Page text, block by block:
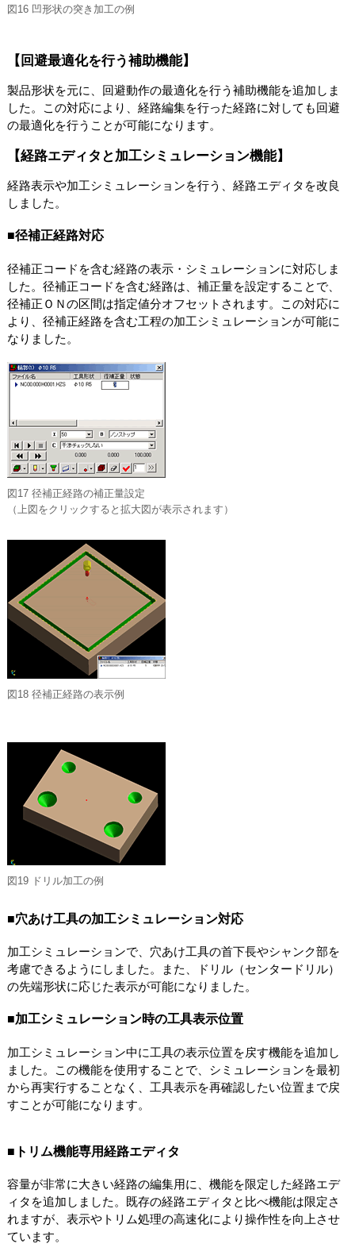
図16 凹形状の突き加工の例
【回避最適化を行う補助機能】
製品形状を元に、回避動作の最適化を行う補助機能を追加しま
した。この対応により、経路編集を行った経路に対しても回避
の最適化を行うことが可能になります。
【経路エディタと加工シミュレーション機能】
経路表示や加工シミュレーションを行う、経路エディタを改良
しました。
■径補正経路対応
径補正コードを含む経路の表示・シミュレーションに対応しま
した。径補正コードを含む経路は、補正量を設定することで、
径補正ＯＮの区間は指定値分オフセットされます。この対応に
より、径補正経路を含む工程の加工シミュレーションが可能に
なりました。
図17 径補正経路の補正量設定
（上図をクリックすると拡大図が表示されます）
図18 径補正経路の表示例
図19 ドリル加工の例
■穴あけ工具の加工シミュレーション対応
加工シミュレーションで、穴あけ工具の首下長やシャンク部を
考慮できるようにしました。また、ドリル（センタードリル）
の先端形状に応じた表示が可能になりました。
■加工シミュレーション時の工具表示位置
加工シミュレーション中に工具の表示位置を戻す機能を追加し
ました。この機能を使用することで、シミュレーションを最初
から再実行することなく、工具表示を再確認したい位置まで戻
すことが可能になります。
■トリム機能専用経路エディタ
容量が非常に大きい経路の編集用に、機能を限定した経路エデ
ィタを追加しました。既存の経路エディタと比べ機能は限定さ
れますが、表示やトリム処理の高速化により操作性を向上させ
ています。